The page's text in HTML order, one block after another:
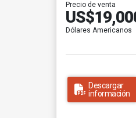
Precio de venta
Dólares Americanos
Descargar
información